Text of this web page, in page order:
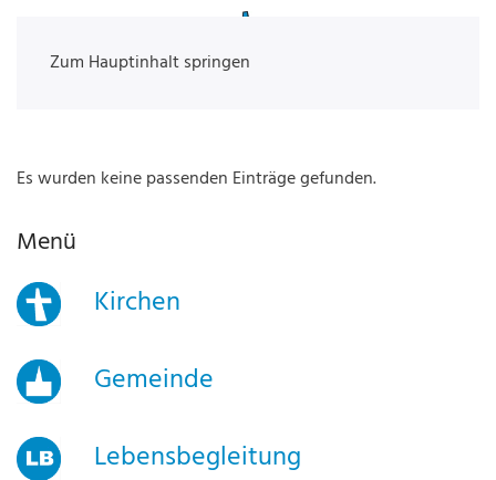
Zum Hauptinhalt springen
Es wurden keine passenden Einträge gefunden.
Menü
Kirchen
Gemeinde
Lebensbegleitung